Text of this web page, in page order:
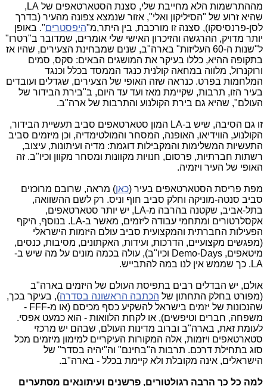
מההתרשמות הלא מחייבת שלי, סצנת הסטארטאפים של LA,
שהיא זרוע של "הסיליקון ואלי", אזור שנמצא צפונה מהעיר (בדרך
לסן-פרנסיסקו), סצנה זו מורכבת, בין היתר,מ"היפסטרים". באופן
יותר מדויק, ההרגשה והזיכרון האישי שלי אומרים, שמדובר ב"רטרו"
ל"שנות ה-60 העליזות" בארה"ב, שנים שמבחינת הצעירים, שהיו אז
בתקופה ההיא, כללו בעיקר את המושגים הבאים: סקס, סמים
ורוקנרול, מלווה במחאה קולנית כנגד הממסד בכלל וכנגד
המלחמות בפרט. כנראה שזה האופי של הצעירים, שגדלים ועובדים
בעיר הזו, תרבות, שקיימת מאז ועד עד היום, ב"בירת הבידור של
העולם", שהיא גם בירת הקולנוע והתרבות של ארה"ב.
זו גם הסיבה, שיש ב-LA המון סטארטאפים סביב תעשיית הבידור,
הקולנוע, הווידיאו, האופנה, המסחר והמולטימדיה, וכן מיזמים סביב
התעשיות המשלימות והמקבילות דוגמת: מדיה ועיתונות, עיצוב,
רשתות חברתיות, פרסום, חנויות מקוונות ומסחר מקוון וכיו"ב. זה
האופי של העיר ויזמיה.
מפת פריסת הסטארטאפים בעיר (כאן) מראה, שרובם מרוכזים
סביב סנטה-מוניקה וחלק סביב חוף וניס. רק לשם ההשוואה,
בתל-אביב, שקטנה בהרבה מ-LA, יש יותר סטארטאפים,
אקסלרטורים ומתחמי עבודה ליזמים, מאשר ב-LA. בנוסף, היקף
הפעילות החברתית והמקצועית סביב עולם היזמות הישראלי
(מפגשים מקצועיים, הדרכות, ועידות, האקתונים, מסיבות, כנסים,
מיטאפים, Demo-Days וכיו"ב), עולה בכמה מונים על מה שיש ב-
LA. כך שממש אין לנו במה להתבייש.
אולם, יש הבדלים רבים בתפיסת העולם של היזמים בארה"ב
(מפורט בחלק התחתון של הכתבה הראשונה בסדרה), בעיקר בכך,
שהנכונות של יזמים בישראל להשקיע כסף מכיסם (או מ-FFF -
משפחה, חברים וטיפשים), או לקחת הלוואות - הוא כמעט אפסי.
לעומת זאת, בארה"ב וברוב מדינות העולם, שבהם יש מרכזי
סטארטאפים ויזמות, אלה המקורות העיקריים למימון מיזמים מכל
סוג בתחילת דרכם. תרבות ה"בחינם" וה"יהיה בסדר" של
הישראלים, אינה מקובלת ולא קיימת בכלל - בארה"ב.
למה כל כך הרבה רגולטורים, פרשנים ועיתונאים מסתערים